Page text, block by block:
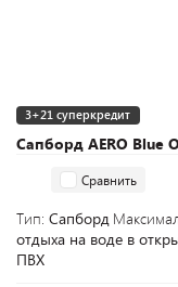
Сапборд AERO Blue
3+21 суперкредит
Сравнить
Тип: Сапборд
отдыха на воде в
ПВХ